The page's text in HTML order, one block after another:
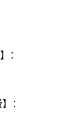
：
：